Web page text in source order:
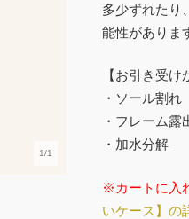
1/1
多少ずれたり
能性がありま
【お引き受け
・ソール割れ
・フレーム露
・加水分解
※カートに入
いケース】の